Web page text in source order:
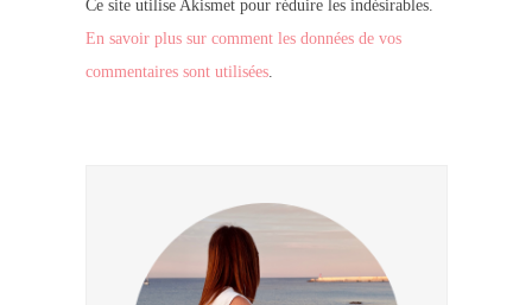
Ce site utilise Akismet pour réduire les indésirables.
En savoir plus sur comment les données de vos
commentaires sont utilisées.